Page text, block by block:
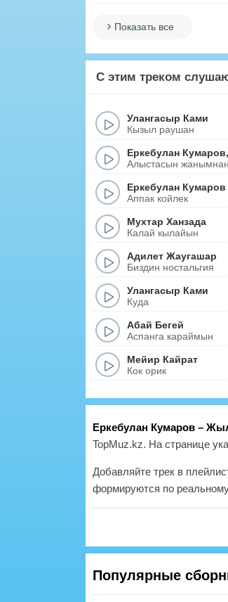
Показать все
С этим треком
Улангасыр Ками
Кызыл раушан
Еркебулан Кумаров,
Алыстасын жанымнан
Еркебулан Кумаров
Аппак койлек
Мухтар Ханзада
Калай кылайын
Адилет Жаугашар
Биздин ностальгия
Улангасыр Ками
Куда
Абай Бегей
Аспанга караймын
Мейир Кайрат
Кок орик
Еркебулан Кумаров –
TopMuz.kz. На странице
Добавляйте трек в
формируются по
Популярные